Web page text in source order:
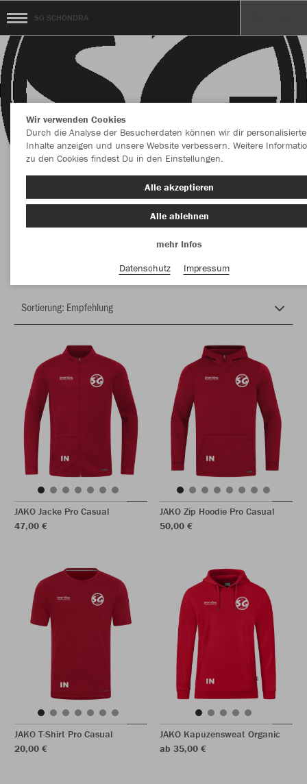
SG SCHONDRA
Herzlich Willkommen im Teamshop SG
SCHONDRA
JAKO Jacke Pro Casual
47,00 €
JAKO Zip Hoodie Pro Casual
50,00 €
JAKO T-Shirt Pro Casual
20,00 €
JAKO Kapuzensweat Organic
ab 35,00 €
Wir verwenden Cookies
Durch die Analyse der Besucherdaten können wir dir personalisierte
Inhalte anzeigen und unsere Website verbessern. Weitere
zu den Cookies findest Du in den Einstellungen.
Alle akzeptieren
Alle ablehnen
mehr Infos
Datenschutz
Impressum